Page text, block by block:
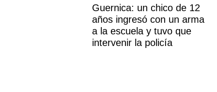
Guernica: un chico de 12
años ingresó con un arma
a la escuela y tuvo que
intervenir la policía